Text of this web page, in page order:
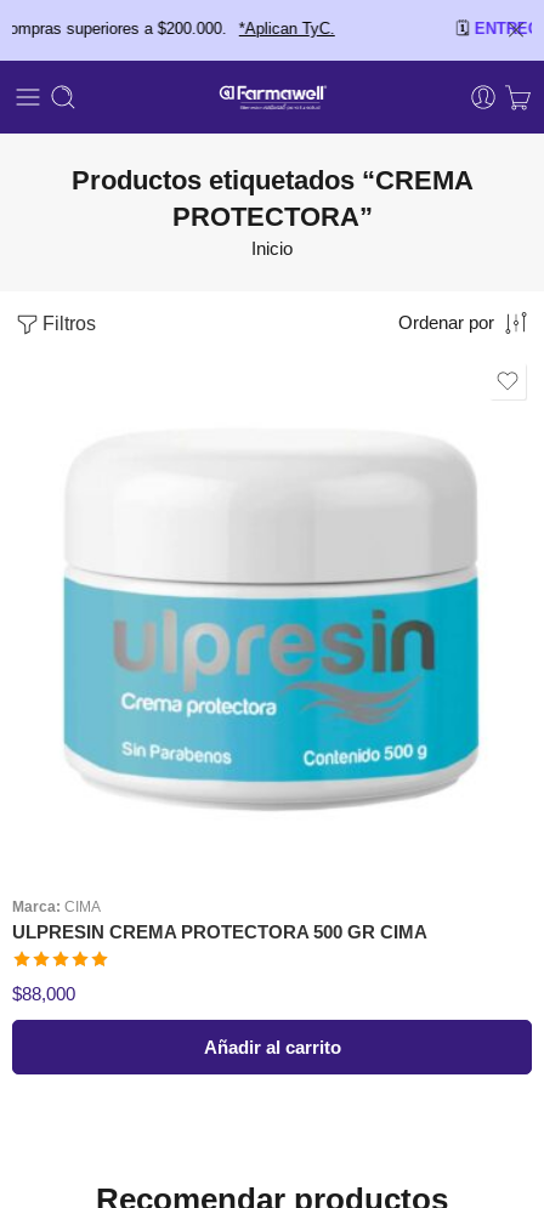
superiores a $200.000. *Aplican TyC.
Productos etiquetados “CREMA
PROTECTORA”
Inicio
Filtros Ordenar por
Marca: CIMA
ULPRESIN CREMA PROTECTORA 500 GR CIMA
Valorado en
$88,000
Añadir al carrito
Recomendar productos